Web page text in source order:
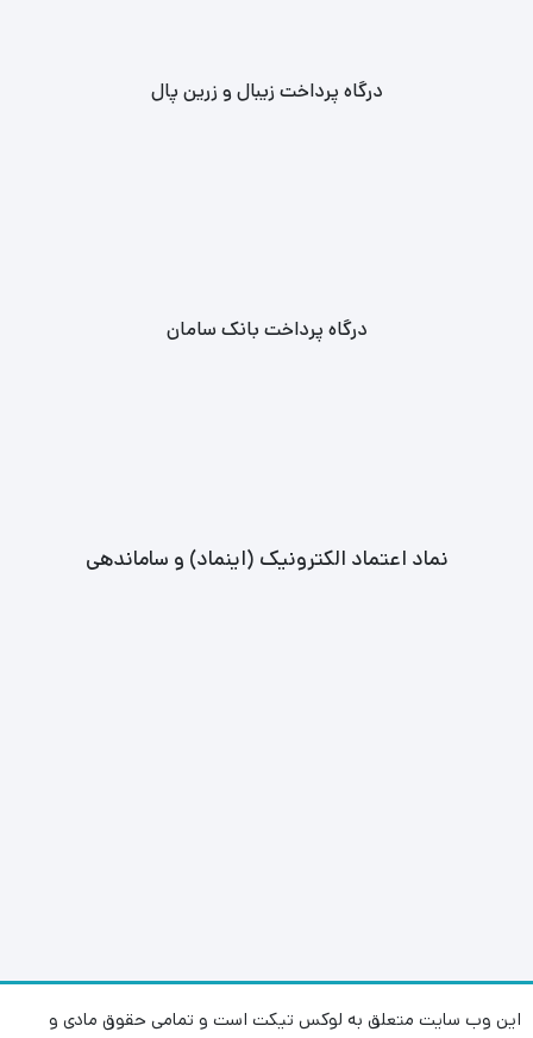
درگاه پرداخت زیبال و زرین پال
درگاه پرداخت بانک سامان
نماد اعتماد الکترونیک (اینماد) و ساماندهی
این وب سایت متعلق به لوکس تیکت است و تمامی حقوق مادی و